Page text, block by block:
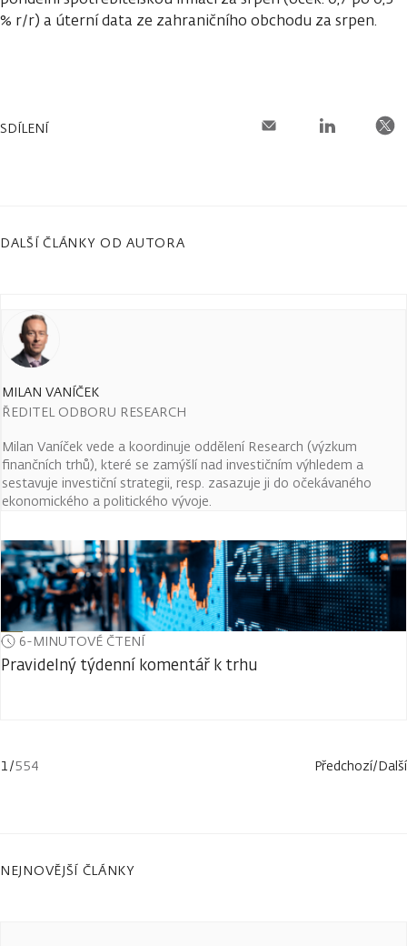
% r/r) a úterní data ze zahraničního obchodu za srpen.
SDÍLENÍ
DALŠÍ ČLÁNKY OD AUTORA
MILAN VANÍČEK
ŘEDITEL ODBORU RESEARCH
Milan Vaníček vede a koordinuje oddělení Research (výzkum
finančních trhů), které se zamýšlí nad investičním výhledem a
sestavuje investiční strategii, resp. zasazuje ji do očekávaného
ekonomického a politického vývoje.
6-MINUTOVÉ ČTENÍ
Pravidelný týdenní komentář k trhu
1/554 Předchozí/Další
NEJNOVĚJŠÍ ČLÁNKY